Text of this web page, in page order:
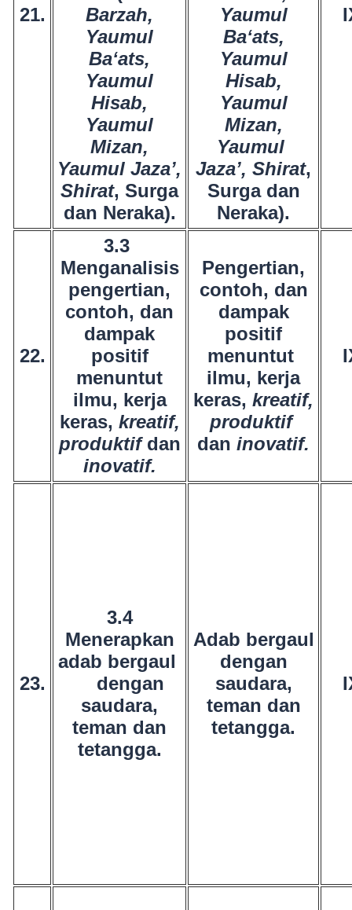
21.
Barzah,
Yaumul
Ba‘ats,
Yaumul
Hisab,
Yaumul
Mizan,
Yaumul Jaza’,
Shirat, Surga
dan Neraka).
Yaumul
Ba‘ats,
Yaumul
Hisab,
Yaumul
Mizan,
Yaumul
Jaza’, Shirat,
Surga dan
Neraka).
22.
3.3
Menganalisis
pengertian,
contoh, dan
dampak
positif
menuntut
ilmu, kerja
keras, kreatif,
produktif dan
inovatif.
Pengertian,
contoh, dan
dampak
positif
menuntut
ilmu, kerja
keras, kreatif,
produktif
dan inovatif.
23.
3.4
Menerapkan
adab bergaul
dengan
saudara,
teman dan
tetangga.
Adab bergaul
dengan
saudara,
teman dan
tetangga.